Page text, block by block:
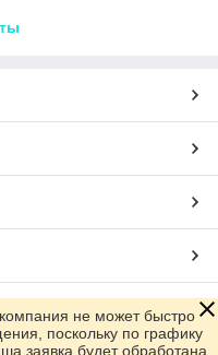
не может быстро
поскольку по графику
заявка будет обработана